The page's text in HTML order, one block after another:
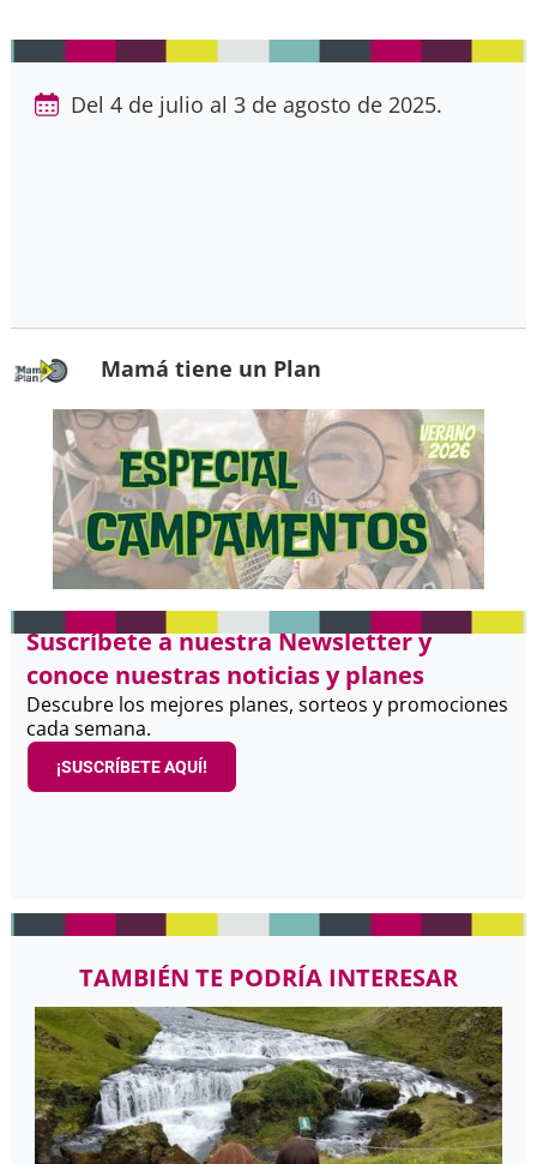
Del 4 de julio al 3 de agosto de 2025.
Mamá tiene un Plan
Suscríbete a nuestra Newsletter y
conoce nuestras noticias y planes
Descubre los mejores planes, sorteos y promociones
cada semana.
¡SUSCRÍBETE AQUÍ!
TAMBIÉN TE PODRÍA INTERESAR